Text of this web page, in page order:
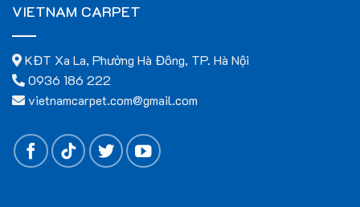
VIETNAM CARPET
KĐT Xa La, Phường Hà Đông, TP. Hà Nội
0936 186 222
vietnamcarpet.com@gmail.com